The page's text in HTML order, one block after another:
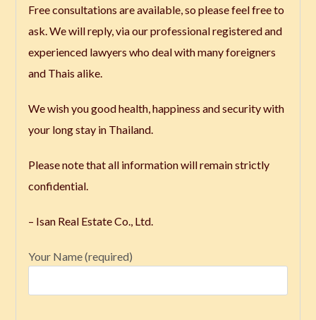
Free consultations are available, so please feel free to
ask. We will reply, via our professional registered and
experienced lawyers who deal with many foreigners
and Thais alike.
We wish you good health, happiness and security with
your long stay in Thailand.
Please note that all information will remain strictly
confidential.
– Isan Real Estate Co., Ltd.
Your Name (required)